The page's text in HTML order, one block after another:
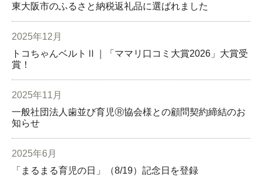
東大阪市のふるさと納税返礼品に選ばれました
2025年12月
トコちゃんベルトⅡ｜「ママリ口コミ大賞2026」大賞受
賞！
2025年11月
一般社団法人歯並び育児Ⓡ協会様との顧問契約締結のお
知らせ
2025年6月
「まるまる育児の日」（8/19）記念日を登録